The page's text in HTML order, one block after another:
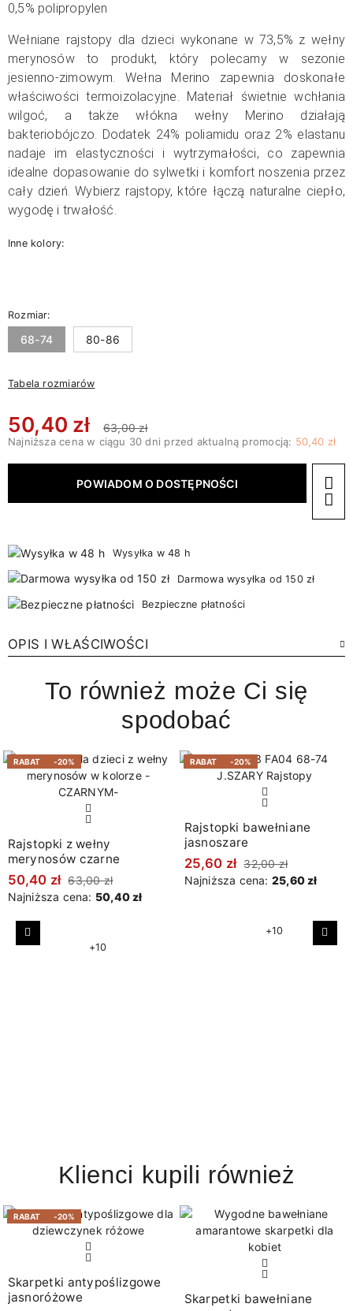
0,5% polipropylen
Wełniane rajstopy dla dzieci wykonane w 73,5% z wełny
merynosów to produkt, który polecamy w sezonie
jesienno-zimowym. Wełna Merino zapewnia doskonałe
właściwości termoizolacyjne. Materiał świetnie wchłania
wilgoć, a także włókna wełny Merino działają
bakteriobójczo. Dodatek 24% poliamidu oraz 2% elastanu
nadaje im elastyczności i wytrzymałości, co zapewnia
idealne dopasowanie do sylwetki i komfort noszenia przez
cały dzień. Wybierz rajstopy, które łączą naturalne ciepło,
wygodę i trwałość.
Inne kolory:
Rozmiar:
68-74 80-86
Tabela rozmiarów
50,40 zł 63,00 zł
Najniższa cena w ciągu 30 dni przed aktualną promocją: 50,40 zł
POWIADOM O DOSTĘPNOŚCI
Wysyłka w 48 h
Darmowa wysyłka od 150 zł
Bezpieczne płatności
OPIS I WŁAŚCIWOŚCI
To również może Ci się
spodobać
RABAT -20%
Rajstopki z wełny
merynosów czarne
50,40 zł 63,00 zł
Najniższa cena: 50,40 zł
+10
RABAT -20%
Rajstopki bawełniane
jasnoszare
25,60 zł 32,00 zł
Najniższa cena: 25,60 zł
+10
Poprzedni
Klienci kupili również
RABAT -20%
Skarpetki antypoślizgowe
jasnoróżowe
Skarpetki bawełniane